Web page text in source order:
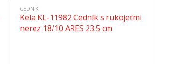
CEDNÍK
Kela KL-11982 Cedník s rukojeťmi
nerez 18/10 ARES 23.5 cm